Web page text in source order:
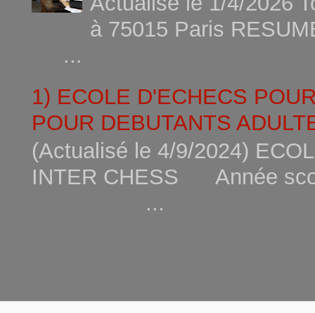
à 75015
...
1) ECOLE D'ECHECS
POUR DEBUTANTS
(Actualisé le 4/9/2024)
INTER CHESS Année
...